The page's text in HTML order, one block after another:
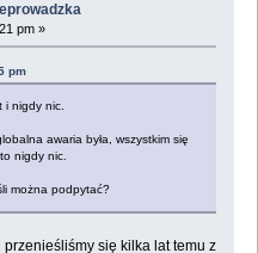
pm »
pm
i nigdy nic.
awaria była, wszystkim się
nigdy nic.
można podpytać?
się kilka lat temu z